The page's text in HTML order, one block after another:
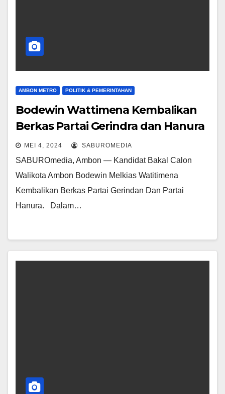
AMBON METRO POLITIK & PEMERINTAHAN
Bodewin Wattimena Kembalikan
Berkas Partai Gerindra dan Hanura
MEI 4, 2024 SABUROMEDIA
SABUROmedia, Ambon — Kandidat Bakal Calon
Walikota Ambon Bodewin Melkias Watitimena
Kembalikan Berkas Partai Gerindan Dan Partai
Hanura. Dalam…